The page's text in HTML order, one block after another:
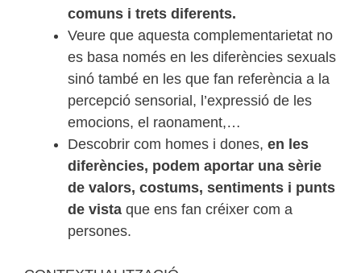
comuns i trets diferents.
Veure que aquesta complementarietat no
es basa només en les diferències sexuals
sinó també en les que fan referència a la
percepció sensorial, l’expressió de les
emocions, el raonament,…
Descobrir com homes i dones, en les
diferències, podem aportar una sèrie
de valors, costums, sentiments i punts
de vista que ens fan créixer com a
persones.